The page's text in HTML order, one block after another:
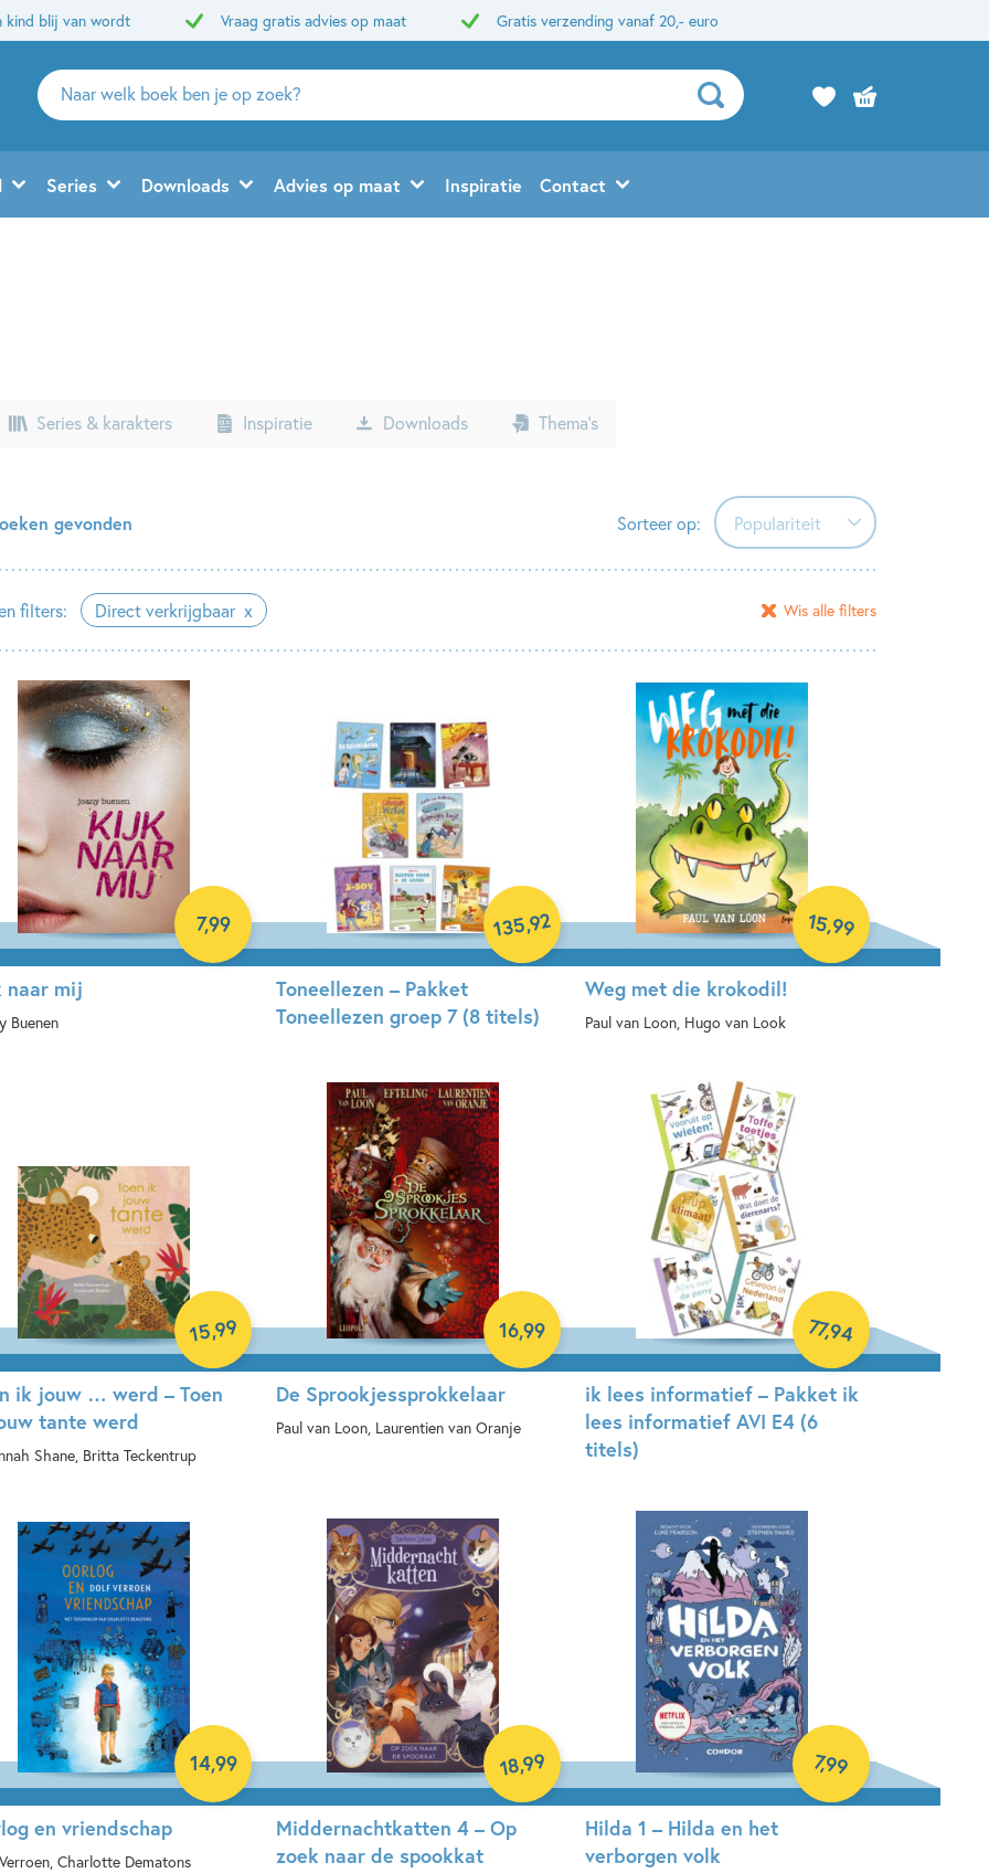
kind blij van wordt Vraag gratis advies op maat Gratis verzending vanaf 20,- euro
Zoeken
naar
en
uitgevers
Series Downloads Advies op maat Inspiratie Contact
Series & karakters Inspiratie Downloads Thema’s
gevonden Sorteer op: Populariteit
Populariteit
Verschijningsdatum
Alfabetisch (A-Z)
Alfabetisch (Z-A)
Prijs (oplopend)
Prijs (aflopend)
filters: Direct verkrijgbaar Wis alle filters
naar mij
Buenen
7,99
Toneellezen – Pakket
Toneellezen groep 7 (8 titels)
135,92
Weg met die krokodil!
Paul van Loon, Hugo van Look
15,99
ik jouw … werd – Toen
tante werd
Shane, Britta Teckentrup
15,99
De Sprookjessprokkelaar
Paul van Loon, Laurentien van Oranje
16,99
ik lees informatief – Pakket ik
lees informatief AVI E4 (6
titels)
77,94
en vriendschap
Charlotte Dematons
14,99
Middernachtkatten 4 – Op
zoek naar de spookkat
18,99
Hilda 1 – Hilda en het
verborgen volk
7,99